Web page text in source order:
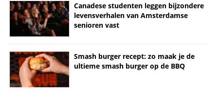
Canadese studenten leggen bijzondere
levensverhalen van Amsterdamse
senioren vast
Smash burger recept: zo maak je de
ultieme smash burger op de BBQ